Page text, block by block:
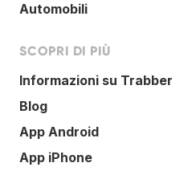
Automobili
SCOPRI DI PIÙ
Informazioni su Trabber
Blog
App Android
App iPhone